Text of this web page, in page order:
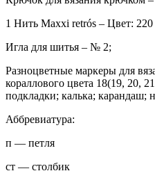
1 Нить Maxxi retrós – Цвет:
Игла для шитья – № 2;
Разноцветные маркеры для
кораллового цвета 18(19, 20,
подкладки; калька; карандаш;
Аббревиатура:
п — петля
ст — столбик